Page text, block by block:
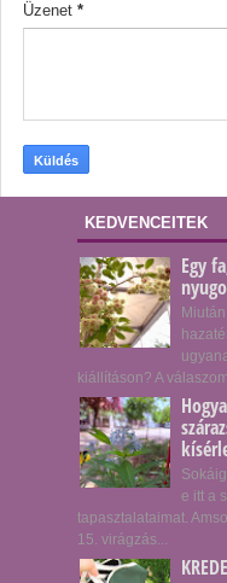
Üzenet *
KEDVENCEITEK
Egy
kiállításon? A
e itt a
tapasztalataimat.
15. virágzás...